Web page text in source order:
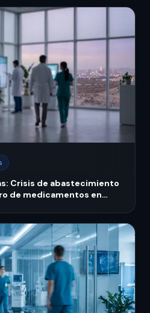
Crisis de abastecimiento
de medicamentos en